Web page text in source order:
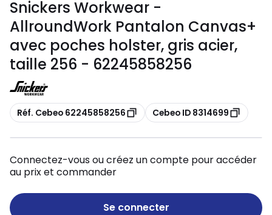
Snickers Workwear -
AllroundWork Pantalon Canvas+
avec poches holster, gris acier,
taille 256 - 62245858256
Copier
Réf. Cebeo 62245858256 Copier
Cebeo ID 8314699
Connectez-vous ou créez un compte pour accéder
au prix et commander
Se connecter